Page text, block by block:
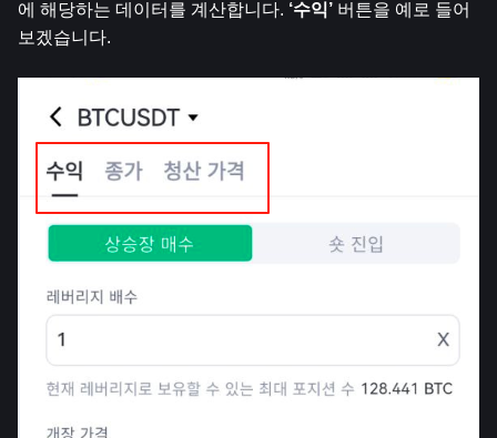
에 해당하는 데이터를 계산합니다. ‘수익’ 버튼을 예로 들어
보겠습니다.